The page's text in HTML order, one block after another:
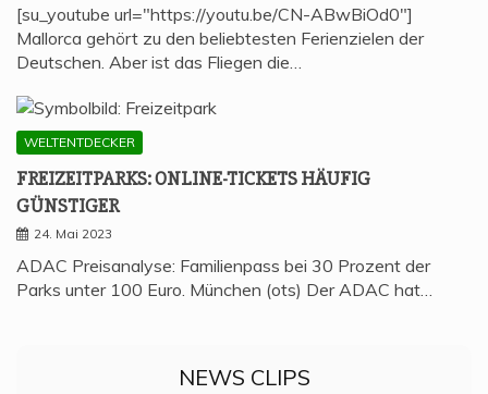
[su_youtube url="https://youtu.be/CN-ABwBiOd0"]
Mallorca gehört zu den beliebtesten Ferienzielen der
Deutschen. Aber ist das Fliegen die…
WELTENTDECKER
FREI­ZEIT­PARKS: ONLINE-TICKETS HÄU­FIG
GÜNSTIGER
24. Mai 2023
ADAC Preisanalyse: Familienpass bei 30 Prozent der
Parks unter 100 Euro. München (ots) Der ADAC hat…
NEWS CLIPS